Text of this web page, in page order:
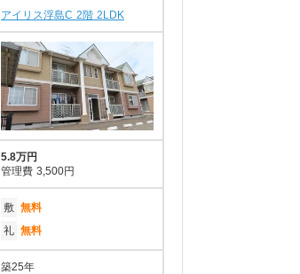
アイリス浮島C 2階 2LDK
5.8万円
管理費 3,500円
敷 無料
礼 無料
築25年